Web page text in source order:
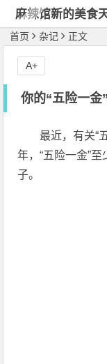
麻辣馆新的美食
地
首页 杂记 正文
你的“五险一金
最近，有关“
年，“五险一金”
子。
A+